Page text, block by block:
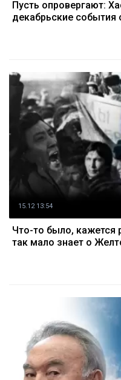
Пусть опровергают:
декабрьские события
15.12 13:54
Что-то было,
так мало знает о